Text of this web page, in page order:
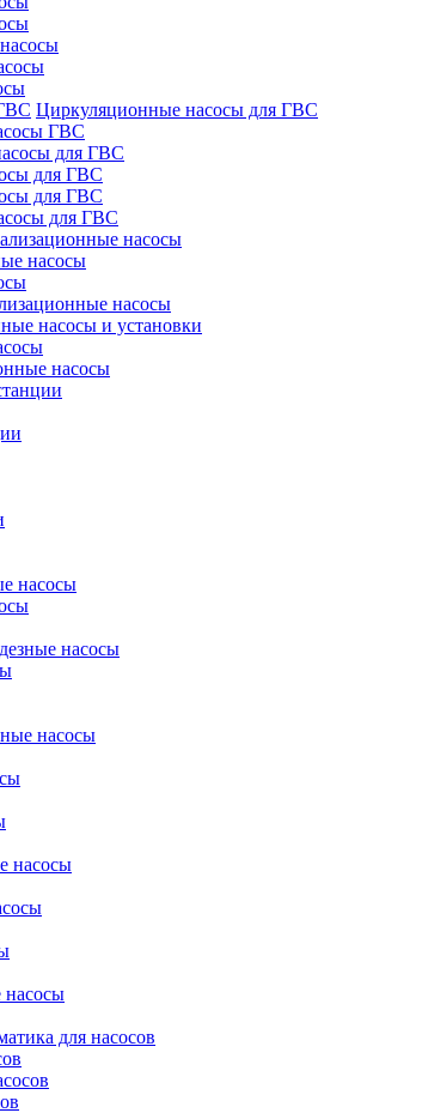
Циркуляционные насосы для ГВС
ГВС
для ГВС
для ГВС
для ГВС
для ГВС
насосы
насосы
насосы
насосы и установки
насосы
насосы
насосы
насосы
насосы
насосы
для насосов